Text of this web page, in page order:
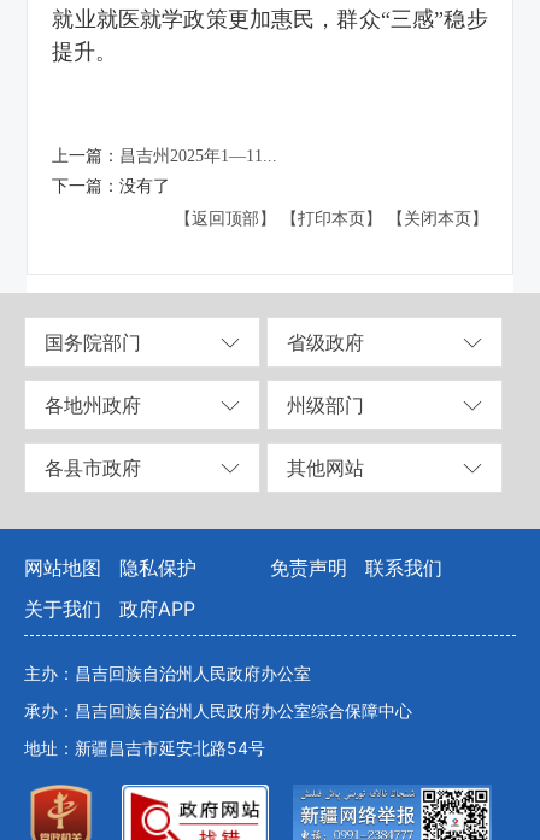
就业就医就学政策更加惠民，群众“三感”稳步
提升。
上一篇： 昌吉州2025年1—11...
下一篇：没有了
【返回顶部】
【打印本页】 【关闭本页】
国务院部门 省级政府
各地州政府 州级部门
各县市政府 其他网站
网站地图 隐私保护 免责声明
联系我们
关于我们
政府APP
主办：昌吉回族自治州人民政府办公室
承办：昌吉回族自治州人民政府办公室综合保障中心
地址：新疆昌吉市延安北路54号